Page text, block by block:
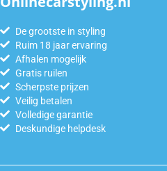
De grootste in styling
Ruim 18 jaar ervaring
Afhalen mogelijk
Gratis ruilen
Scherpste prijzen
Veilig betalen
Volledige garantie
Deskundige helpdesk